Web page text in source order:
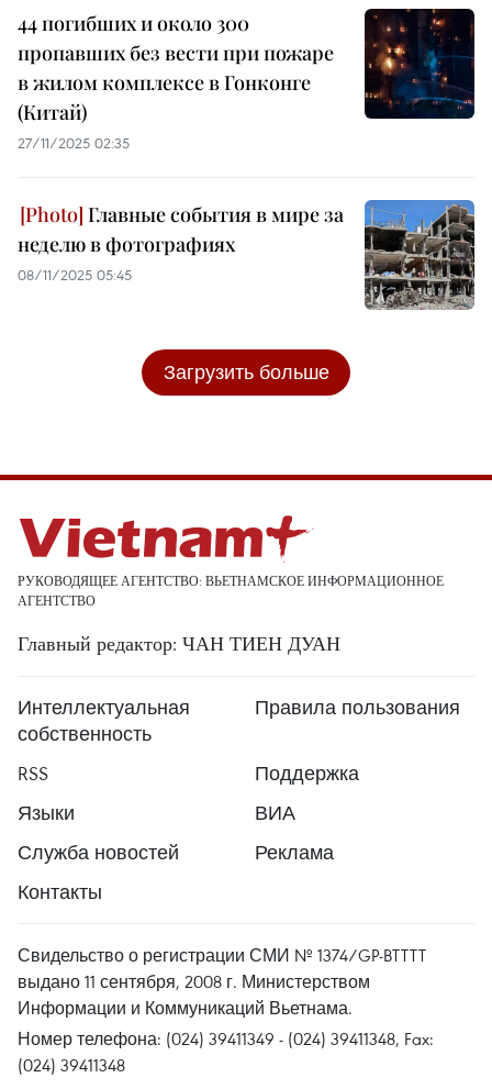
44 погибших и около 300
пропавших без вести при пожаре
в жилом комплексе в Гонконге
(Китай)
27/11/2025 02:35
Главные события в мире за
неделю в фотографиях
08/11/2025 05:45
Загрузить больше
РУКОВОДЯЩЕЕ АГЕНТСТВО: ВЬЕТНАМСКОЕ ИНФОРМАЦИОННОЕ
АГЕНТСТВО
Главный редактор: ЧАН ТИЕН ДУАН
Интеллектуальная
собственность
Правила пользования
RSS
Поддержка
Языки
ВИА
Служба новостей
Реклама
Контакты
Свидельство о регистрации СМИ № 1374/GP-BTTTT
выдано 11 сентября, 2008 г. Министерством
Информации и Коммуникаций Вьетнама.
Номер телефона: (024) 39411349 - (024) 39411348, Fax:
(024) 39411348